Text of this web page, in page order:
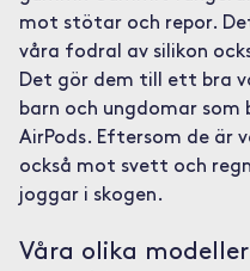
mot stötar och repor.
våra fodral av silikon
Det gör dem till ett bra
barn och ungdomar som
AirPods. Eftersom de är
också mot svett och
joggar i skogen.
Våra olika modeller